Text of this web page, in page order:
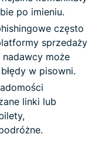
po imieniu.
często
sprzedaży
może
w pisowni.
linki lub